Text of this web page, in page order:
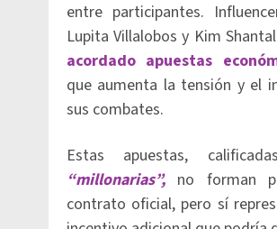
entre participantes.
Lupita Villalobos y Kim Shantal
acordado apuestas
que aumenta la tensión y el
sus combates.
Estas apuestas,
“millonarias”, no forman
contrato oficial, pero sí